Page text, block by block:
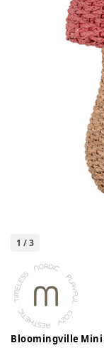
1 /3
Bloomingville Mini